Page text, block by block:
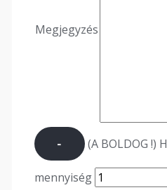
Megjegyzés
- (A BOLDOG !)
mennyiség